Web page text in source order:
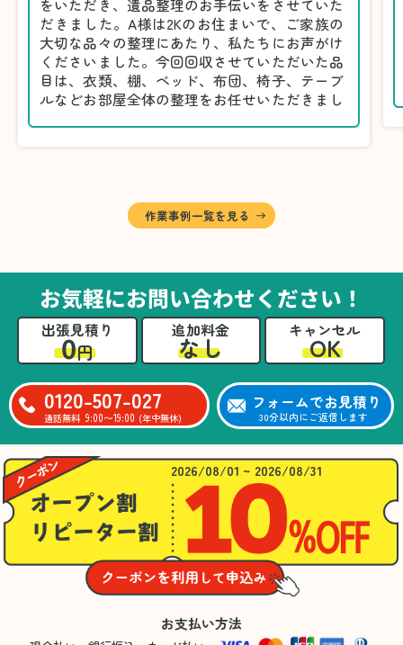
をいただき、遺品整理のお手伝いをさせていた
だきました。A様は2Kのお住まいで、ご家族の
大切な品々の整理にあたり、私たちにお声がけ
くださいました。今回回収させていただいた品
目は、衣類、棚、ベッド、布団、椅子、テーブ
ルなどお部屋全体の整理をお任せいただきまし
に仕分けしました。
A様から「手際よく進めてくれて助かりまし
るのは難しかったと思います」との温かいお言
葉をいただきました。遺品整理という心の負担
が大きい作業において、少しでもA様の力にな
れたことをスタッフ一同嬉しく思います。
作業事例一覧を見る
お気軽にお問い合わせください！
出張見積り
0円
追加料金
なし
キャンセル
OK
0120-507-027
通話無料 9:00〜19:00 (年中無休)
フォームでお見積り
30分以内にご返信します
2026/08/01 ~ 2026/08/31
お支払い方法